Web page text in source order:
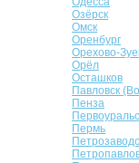
Озёрск
Омск
Оренбург
Орехово-
Орёл
Осташков
Павловск
Пенза
Пермь